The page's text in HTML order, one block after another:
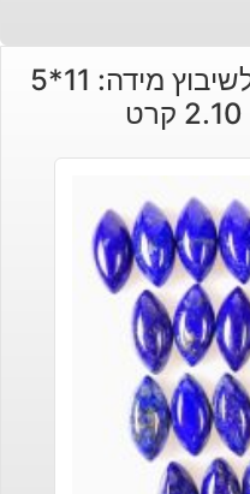
לאפיס לג'ולי מלוטש לשיבוץ מידה: 11*5